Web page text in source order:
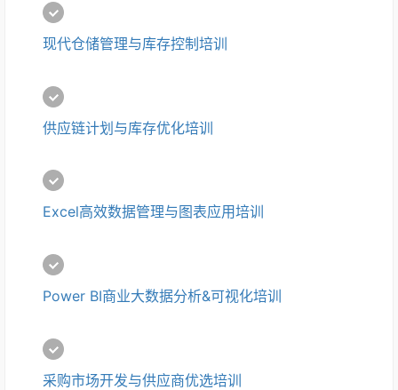
现代仓储管理与库存控制培训
供应链计划与库存优化培训
Excel高效数据管理与图表应用培训
Power BI商业大数据分析&可视化培训
采购市场开发与供应商优选培训